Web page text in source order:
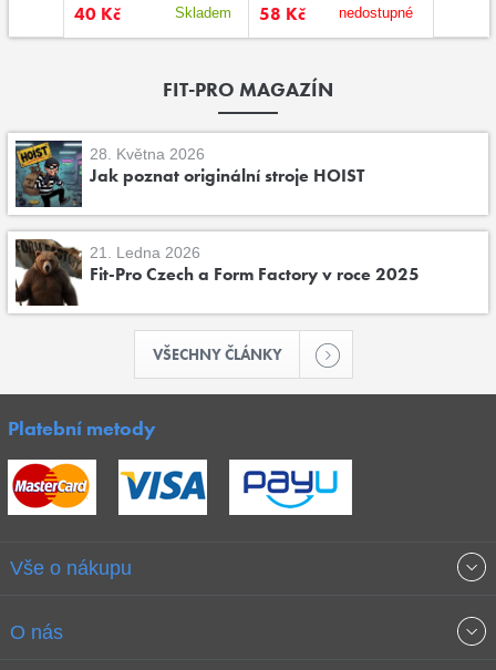
40 Kč Skladem 58 Kč
nedostupné
FIT-PRO MAGAZÍN
28. Května 2026
Jak poznat originální stroje HOIST
21. Ledna 2026
Fit-Pro Czech a Form Factory v roce 2025
VŠECHNY ČLÁNKY
Platební metody
Vše o nákupu
Obchodní podmínky
O nás